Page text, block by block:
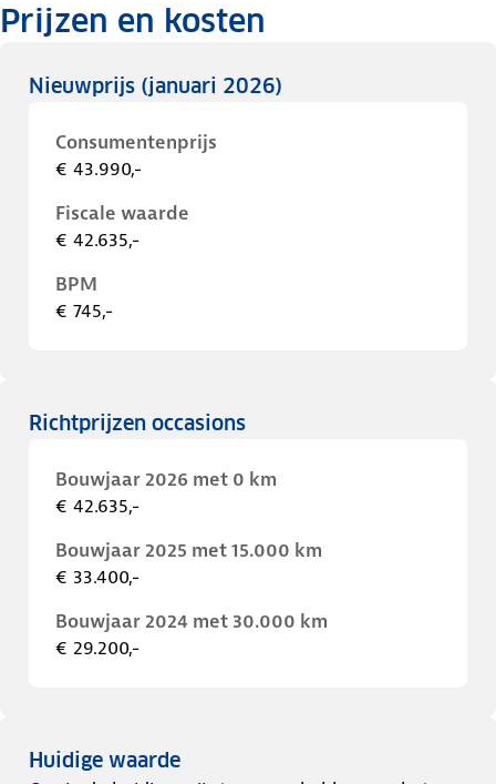
Prijzen en kosten
Nieuwprijs (januari 2026)
Consumentenprijs
€ 43.990,-
Fiscale waarde
€ 42.635,-
BPM
€ 745,-
Richtprijzen occasions
Bouwjaar 2026 met 0 km
€ 42.635,-
Bouwjaar 2025 met 15.000 km
€ 33.400,-
Bouwjaar 2024 met 30.000 km
€ 29.200,-
Huidige waarde